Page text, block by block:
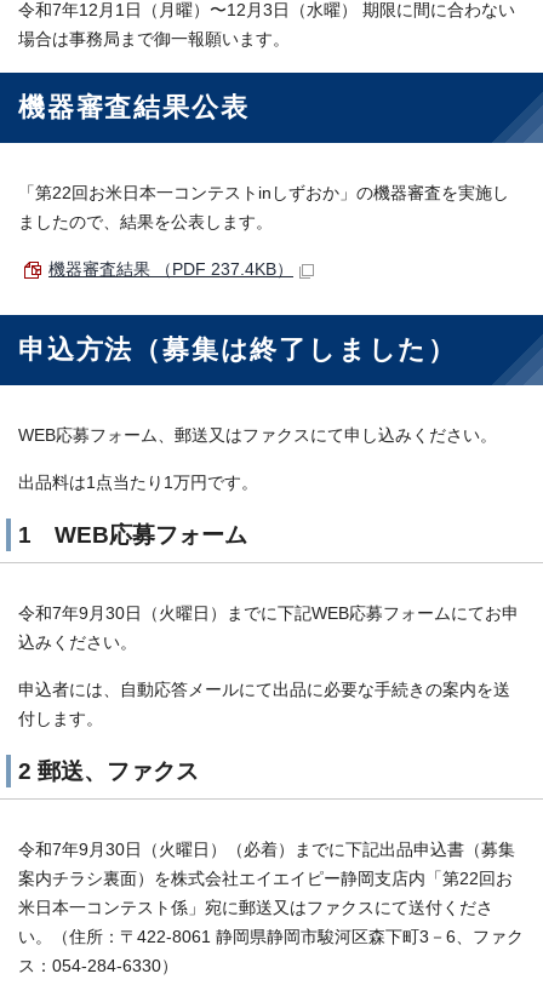
令和7年12月1日（月曜）〜12月3日（水曜） 期限に間に合わない
場合は事務局まで御一報願います。
機器審査結果公表
「第22回お米日本一コンテストinしずおか」の機器審査を実施し
ましたので、結果を公表します。
機器審査結果 （PDF 237.4KB）
申込方法（募集は終了しました）
WEB応募フォーム、郵送又はファクスにて申し込みください。
出品料は1点当たり1万円です。
1 WEB応募フォーム
令和7年9月30日（火曜日）までに下記WEB応募フォームにてお申
込みください。
申込者には、自動応答メールにて出品に必要な手続きの案内を送
付します。
2 郵送、ファクス
令和7年9月30日（火曜日）（必着）までに下記出品申込書（募集
案内チラシ裏面）を株式会社エイエイピー静岡支店内「第22回お
米日本一コンテスト係」宛に郵送又はファクスにて送付くださ
い。（住所：〒422-8061 静岡県静岡市駿河区森下町3－6、ファク
ス：054-284-6330）